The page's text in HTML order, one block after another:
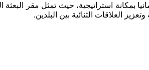
بمكانة استراتيجية، حيث تمثل مقر البعثة
العلاقات الثنائية بين البلدين.